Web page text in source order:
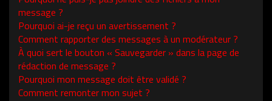
message ?
Pourquoi ai-je reçu un avertissement ?
Comment rapporter des messages à un modérateur ?
À quoi sert le bouton « Sauvegarder » dans la page de
rédaction de message ?
Pourquoi mon message doit être validé ?
Comment remonter mon sujet ?